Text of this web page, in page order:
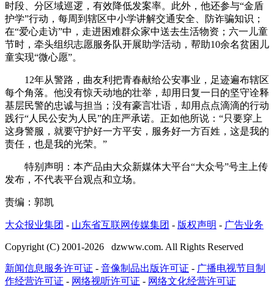
时段、分区域巡逻，有效降低发案率。此外，他还参与“金盾
护学”行动，每周到辖区中小学讲解交通安全、防诈骗知识；
在“爱心走访”中，走进困难群众家中送去生活物资；六一儿童
节时，牵头组织志愿服务队开展助学活动，帮助10余名贫困儿
童实现“微心愿”。
12年从警路，曲友利把青春献给公安事业，足迹遍布辖区
每个角落。他没有惊天动地的壮举，却用日复一日的坚守诠释
基层民警的忠诚与担当；没有豪言壮语，却用点点滴滴的行动
践行“人民公安为人民”的庄严承诺。正如他所说：“只要穿上
这身警服，就要守护好一方平安，服务好一方百姓，这是我的
责任，也是我的光荣。”
特别声明：本产品由大众新媒体大平台“大众号”号主上传
发布，不代表平台观点和立场。
责编：郭凯
大众报业集团 - 山东省互联网传媒集团 - 版权声明 - 广告业务
Copyright (C) 2001-2026 dzwww.com. All Rights Reserved
新闻信息服务许可证 - 音像制品出版许可证 - 广播电视节目制
作经营许可证 - 网络视听许可证 - 网络文化经营许可证